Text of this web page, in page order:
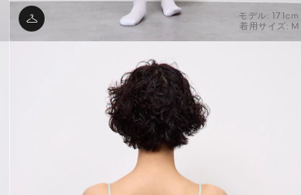
モデル: 171cm
着用サイズ: M